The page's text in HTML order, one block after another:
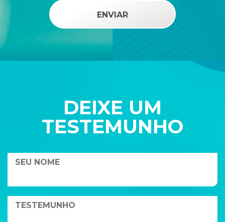
DEIXE UM
TESTEMUNHO